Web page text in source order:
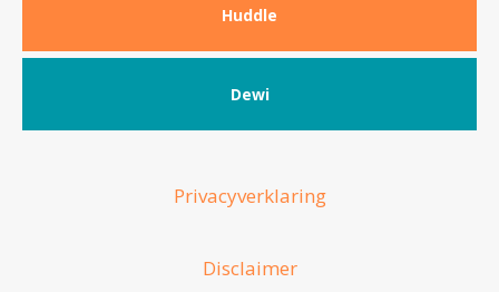
Huddle
Dewi
Privacyverklaring
Disclaimer